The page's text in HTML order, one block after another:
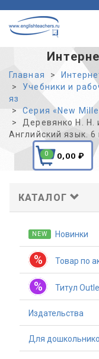
Главная
Учебники и
яз
Серия «New
Деревянко Н. Н.
Английский язык. 6
0 0,00 ₽
КАТАЛОГ
NEW Новинки
% Товар по
% Титул
Издательства
Для